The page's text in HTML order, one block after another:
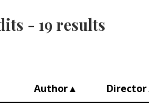
- 19 results
Author▲ Director